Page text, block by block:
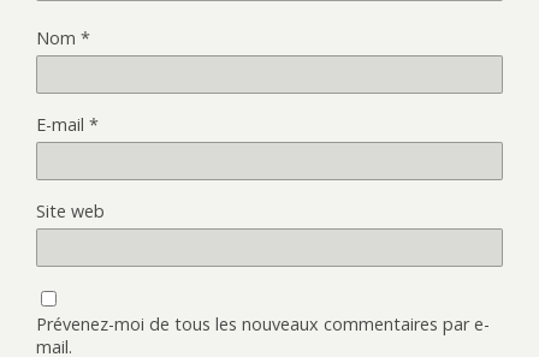
Nom *
E-mail *
Site web
Prévenez-moi de tous les nouveaux commentaires par e-
mail.